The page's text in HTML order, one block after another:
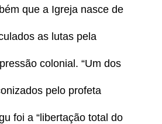
que a Igreja nasce de
as lutas pela
colonial. “Um dos
pelo profeta
foi a “libertação total do